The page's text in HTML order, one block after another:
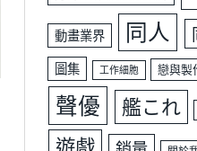
動畫業界 同人
圖集 工作細胞 戀與製
聲優 艦これ